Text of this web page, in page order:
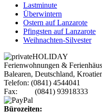
Lastminute
Überwintern
Ostern auf Lanzarote
Pfingsten auf Lanzarote
Weihnachten-Silvester
Ferienwohnungen &
Balearen, Deutschland,
Telefon: (0841) 4544041
Fax: (0841) 93918333
Bürozeiten: